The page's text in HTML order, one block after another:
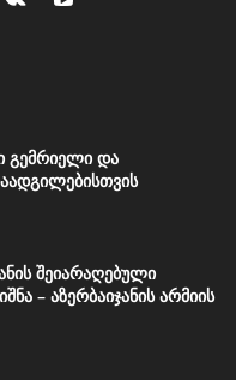
გემრიელი და
შეიარაღებული
– აზერბაიჯანის არმიის